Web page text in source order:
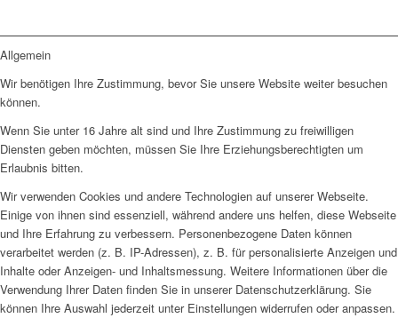
Allgemein
Wir benötigen Ihre Zustimmung, bevor Sie unsere Website weiter besuchen
können.
Wenn Sie unter 16 Jahre alt sind und Ihre Zustimmung zu freiwilligen
Diensten geben möchten, müssen Sie Ihre Erziehungsberechtigten um
Erlaubnis bitten.
Wir verwenden Cookies und andere Technologien auf unserer Webseite.
Einige von ihnen sind essenziell, während andere uns helfen, diese Webseite
und Ihre Erfahrung zu verbessern. Personenbezogene Daten können
verarbeitet werden (z. B. IP-Adressen), z. B. für personalisierte Anzeigen und
Inhalte oder Anzeigen- und Inhaltsmessung. Weitere Informationen über die
Verwendung Ihrer Daten finden Sie in unserer Datenschutzerklärung. Sie
können Ihre Auswahl jederzeit unter Einstellungen widerrufen oder anpassen.